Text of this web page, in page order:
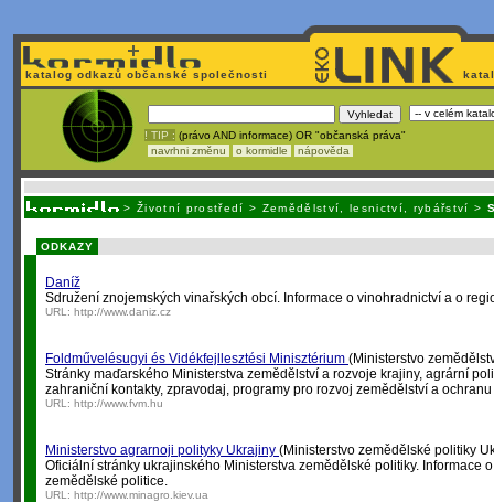
katalog odkazů občanské společnosti
! TIP : (právo AND informace) OR "občanská práva"
navrhni změnu
o kormidle nápověda
> Životní prostředí > Zemědělství, lesnictví, rybářství >
ODKAZY
Daníž
Sdružení znojemských vinařských obcí. Informace o vinohradnictví a o
URL: http://www.daniz.cz
Foldművelésugyi és Vidékfejllesztési Minisztérium (Ministerstvo
Stránky maďarského Ministerstva zemědělství a rozvoje krajiny, agrární
zahraniční kontakty, zpravodaj, programy pro rozvoj zemědělství a ochranu
URL: http://www.fvm.hu
Ministerstvo agrarnoji polityky Ukrajiny (Ministerstvo zemědělské politiky
Oficiální stránky ukrajinského Ministerstva zemědělské politiky. Informace
zemědělské politice.
URL: http://www.minagro.kiev.ua